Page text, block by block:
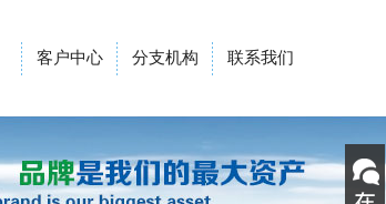
客户中心 分支机构 联系我们